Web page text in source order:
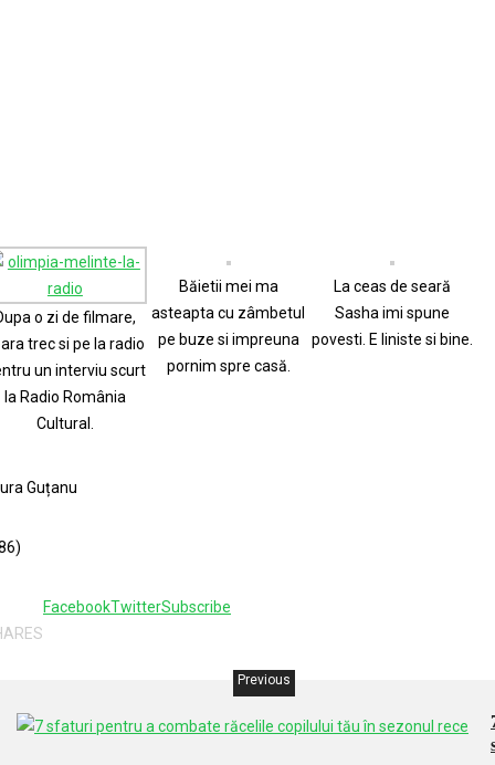
o zi de filmare,
trec si pe la radio
un interviu scurt
la Radio România
Cultural.
Băietii mei ma
asteapta cu zâmbetul
pe buze si impreuna
pornim spre casă.
La ceas de seară
Sasha imi spune
povesti. E liniste si bine.
Guțanu
FacebookTwitterSubscribe
Previous